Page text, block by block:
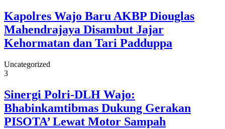
Kapolres Wajo Baru AKBP Diouglas
Mahendrajaya Disambut Jajar
Kehormatan dan Tari Padduppa
Uncategorized
3
Sinergi Polri-DLH Wajo:
Bhabinkamtibmas Dukung Gerakan
PISOTA’ Lewat Motor Sampah